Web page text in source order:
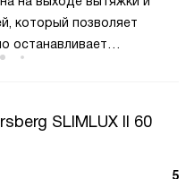
который позволяет
останавливает
на вашей кухне. Это
способствует
в комнате,
SLIMLUX II 60
5